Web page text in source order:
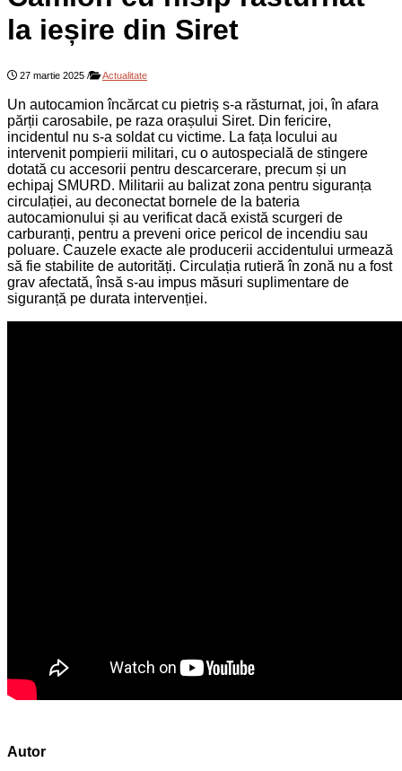
la ieșire din Siret
27 martie 2025 / Actualitate
Un autocamion încărcat cu pietriș s-a răsturnat, joi, în afara
părții carosabile, pe raza orașului Siret. Din fericire,
incidentul nu s-a soldat cu victime. La fața locului au
intervenit pompierii militari, cu o autospecială de stingere
dotată cu accesorii pentru descarcerare, precum și un
echipaj SMURD. Militarii au balizat zona pentru siguranța
circulației, au deconectat bornele de la bateria
autocamionului și au verificat dacă există scurgeri de
carburanți, pentru a preveni orice pericol de incendiu sau
poluare. Cauzele exacte ale producerii accidentului urmează
să fie stabilite de autorități. Circulația rutieră în zonă nu a fost
grav afectată, însă s-au impus măsuri suplimentare de
siguranță pe durata intervenției.
Autor